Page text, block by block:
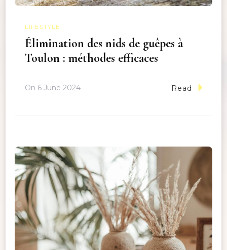
LIFESTYLE
Élimination des nids de guêpes à
Toulon : méthodes efficaces
On 6 June 2024 Read